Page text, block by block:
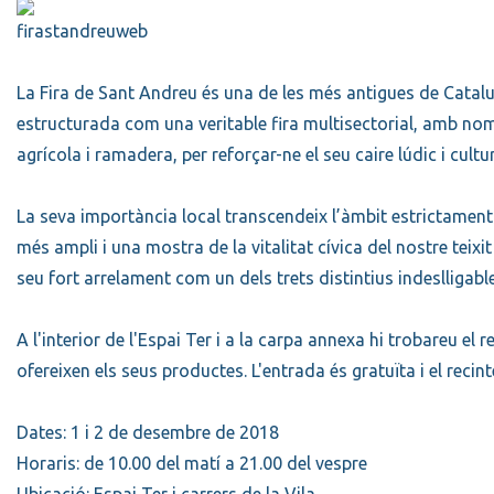
La Fira de Sant Andreu és una de les més antigues de
estructurada com una veritable fira multisectorial, amb
agrícola i ramadera, per reforçar-ne el seu caire lúdic i
La seva importància local transcendeix l’àmbit
més ampli i una mostra de la vitalitat cívica del nostre
seu fort arrelament com un dels trets distintius
A l'interior de l'Espai Ter i a la carpa annexa hi trobareu el
ofereixen els seus productes. L'entrada és gratuïta i el
Dates: 1 i 2 de desembre de 2018
Horaris: de 10.00 del matí a 21.00 del vespre